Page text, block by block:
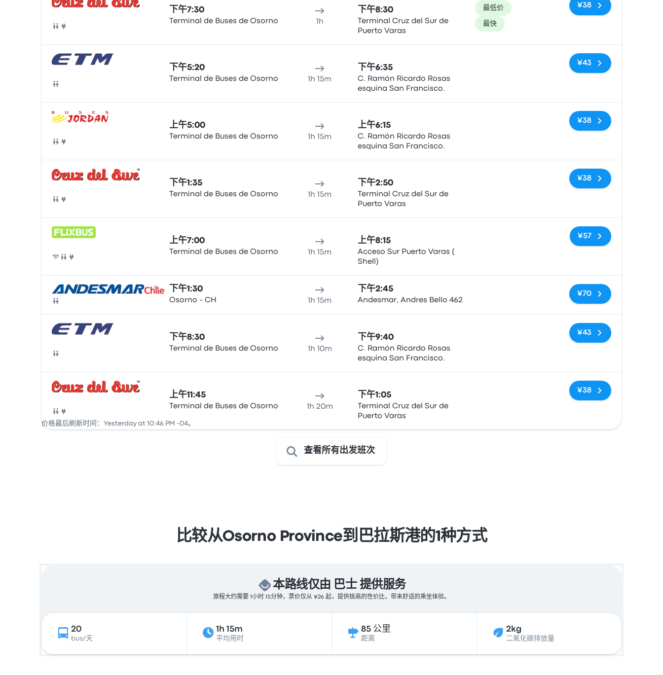
巴士
下午7:30
Terminal de Buses de Osorno 1h
下午8:30
Terminal Cruz del Sur de
Puerto Varas
最低价
最快
¥38
巴士
下午5:20
Terminal de Buses de Osorno 1h 15m
下午6:35
C. Ramón Ricardo Rosas
esquina San Francisco.
¥43
巴士
上午5:00
Terminal de Buses de Osorno 1h 15m
上午6:15
C. Ramón Ricardo Rosas
esquina San Francisco.
¥38
巴士
下午1:35
Terminal de Buses de Osorno 1h 15m
下午2:50
Terminal Cruz del Sur de
Puerto Varas
¥38
巴士
上午7:00
Terminal de Buses de Osorno 1h 15m
上午8:15
Acceso Sur Puerto Varas (
Shell)
¥57
巴士
下午1:30
Osorno - CH 1h 15m
下午2:45
Andesmar, Andres Bello 462
¥70
巴士
下午8:30
Terminal de Buses de Osorno 1h 10m
下午9:40
C. Ramón Ricardo Rosas
esquina San Francisco.
¥43
巴士
上午11:45
Terminal de Buses de Osorno 1h 20m
下午1:05
Terminal Cruz del Sur de
Puerto Varas
¥38
价格最后刷新时间：Yesterday at 10:46 PM -04。
查看所有出发班次
比较从Osorno Province到巴拉斯港的1种方式
本路线仅由 巴士 提供服务
旅程大约需要 1小时 15分钟，票价仅从 ¥26 起，提供极高的性价比，带来舒适的乘坐体验。
20
bus/天
1h 15m
平均用时
85 公里
距离
2kg
二氧化碳排放量